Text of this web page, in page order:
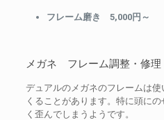
フレーム磨き 5,000円～
メガネ フレーム調整・修理
デュアルのメガネのフレームは
くることがあります。特に頭に
く歪んでしまうようです。